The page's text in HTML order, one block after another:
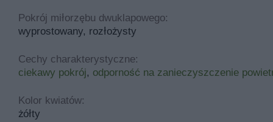
Pokrój miłorzębu dwuklapowego:
wyprostowany, rozłożysty
Cechy charakterystyczne:
ciekawy pokrój, odporność na zanieczyszczenie
Kolor kwiatów:
żółty